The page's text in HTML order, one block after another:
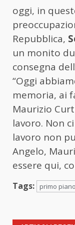
oggi, in
Repubblica,
un monito
consegna
“Oggi
memoria, ai
Maurizio
lavoro. Non
lavoro non
Angelo,
essere qui,
Tags: primo piano